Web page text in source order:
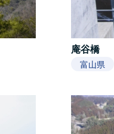
庵谷橋
富山県